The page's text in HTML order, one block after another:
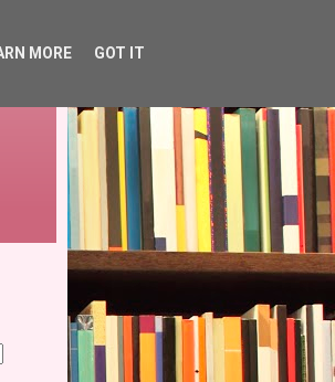
MORE GOT IT